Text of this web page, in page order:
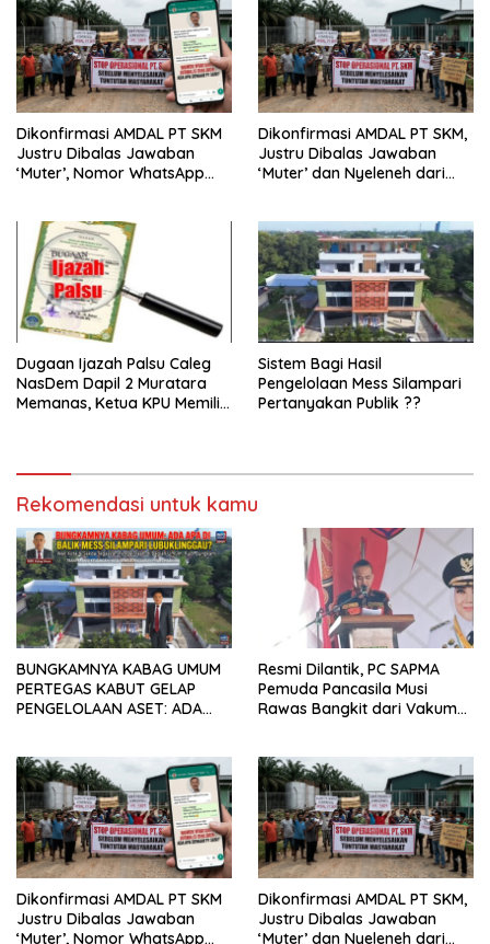
Dikonfirmasi AMDAL PT SKM
Justru Dibalas Jawaban
‘Muter’, Nomor WhatsApp
Dikonfirmasi AMDAL PT SKM,
Justru Dibalas Jawaban
‘Muter’ dan Nyeleneh dari
Dugaan Ijazah Palsu Caleg
NasDem Dapil 2 Muratara
Memanas, Ketua KPU Memilih
Sistem Bagi Hasil
Pengelolaan Mess Silampari
Pertanyakan Publik ??
Rekomendasi untuk kamu
BUNGKAMNYA KABAG UMUM
PERTEGAS KABUT GELAP
PENGELOLAAN ASET: ADA
Resmi Dilantik, PC SAPMA
Pemuda Pancasila Musi
Rawas Bangkit dari Vakum
Dikonfirmasi AMDAL PT SKM
Justru Dibalas Jawaban
‘Muter’, Nomor WhatsApp
Dikonfirmasi AMDAL PT SKM,
Justru Dibalas Jawaban
‘Muter’ dan Nyeleneh dari